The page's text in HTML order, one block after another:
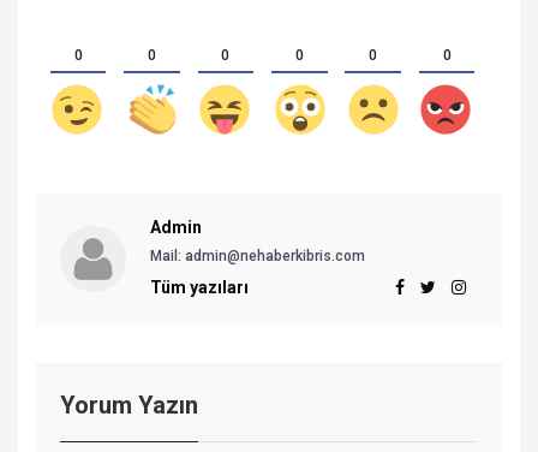
0 0 0 0 0 0
Admin
Mail: admin@nehaberkibris.com
Tüm yazıları
Yorum Yazın